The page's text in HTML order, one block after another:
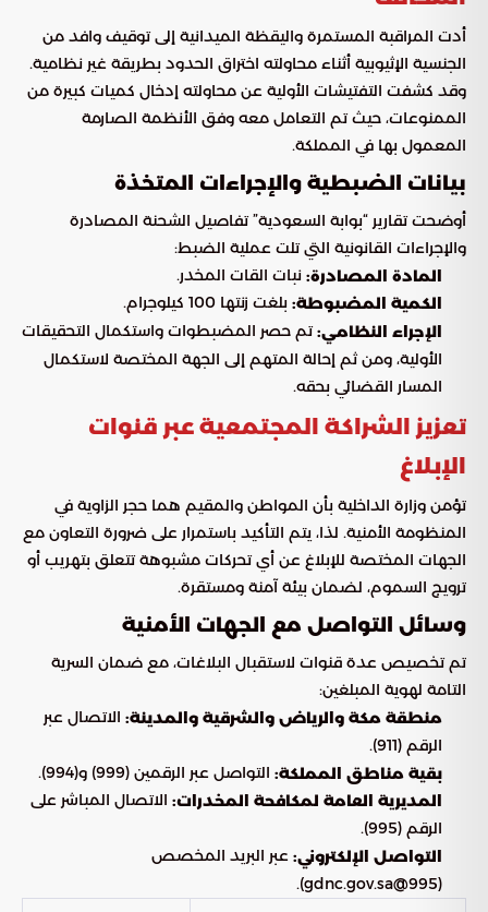
أدت المراقبة المستمرة واليقظة الميدانية إلى توقيف وافد من
الجنسية الإثيوبية أثناء محاولته اختراق الحدود بطريقة غير نظامية.
وقد كشفت التفتيشات الأولية عن محاولته إدخال كميات كبيرة من
الممنوعات، حيث تم التعامل معه وفق الأنظمة الصارمة
المعمول بها في المملكة.
بيانات الضبطية والإجراءات المتخذة
أوضحت تقارير “بوابة السعودية” تفاصيل الشحنة المصادرة
والإجراءات القانونية التي تلت عملية الضبط:
المادة المصادرة: نبات القات المخدر.
الكمية المضبوطة: بلغت زنتها 100 كيلوجرام.
الإجراء النظامي:تم حصر المضبطوات واستكمال التحقيقات
الأولية، ومن ثم إحالة المتهم إلى الجهة المختصة لاستكمال
المسار القضائي بحقه.
تعزيز الشراكة المجتمعية عبر قنوات
الإبلاغ
تؤمن وزارة الداخلية بأن المواطن والمقيم هما حجر الزاوية في
المنظومة الأمنية. لذا، يتم التأكيد باستمرار على ضرورة التعاون مع
الجهات المختصة للإبلاغ عن أي تحركات مشبوهة تتعلق بتهريب أو
ترويج السموم، لضمان بيئة آمنة ومستقرة.
وسائل التواصل مع الجهات الأمنية
تم تخصيص عدة قنوات لاستقبال البلاغات، مع ضمان السرية
التامة لهوية المبلغين:
منطقة مكة والرياض والشرقية والمدينة: الاتصال عبر
الرقم (911).
بقية مناطق المملكة: التواصل عبر الرقمين (999) و(994).
المديرية العامة لمكافحة المخدرات: الاتصال المباشر على
الرقم (995).
التواصل الإلكتروني: عبر البريد المخصص
(995@gdnc.gov.sa).